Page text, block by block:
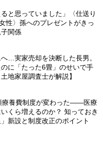
ると思っていました」〈仕送り
性〉孫へのプレゼントがきっ
関係
…実家売却を決断した長男。
に「たった6畳」のせいで手
地家屋調査士が解説】
療養費制度が変わった――医療
くら増えるのか？ 知っておき
新設と制度改正のポイント